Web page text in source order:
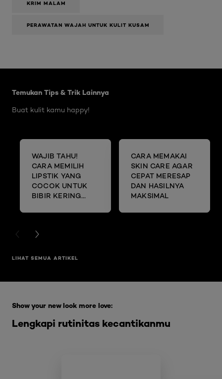
KRIM MALAM
PERAWATAN WAJAH UNTUK KULIT KUSAM
Temukan Tips & Trik Lainnya
Buat kulit kamu happy!
WAJIB TAHU!
CARA MEMILIH
LIPSTIK YANG
COCOK UNTUK
BIBIR KERING
CARA MEMAKAI
SKIN CARE AGAR
CEPAT MERESAP
DAN HASILNYA
MAKSIMAL
PREVIOUS CARD
NEXT CARD
LIHAT SEMUA ARTIKEL
Lengkapi rutinitas kecantikanmu
Show your new look more love: